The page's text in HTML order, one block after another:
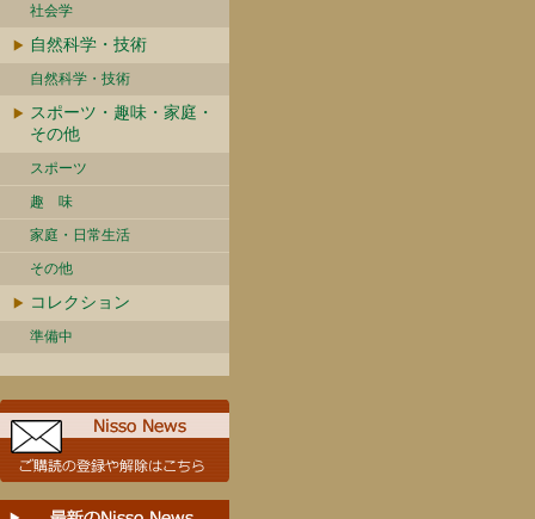
社会学
自然科学・技術
自然科学・技術
スポーツ・趣味・家庭・
その他
スポーツ
趣 味
家庭・日常生活
その他
コレクション
準備中